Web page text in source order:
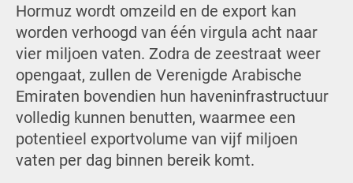
Hormuz wordt omzeild en de export kan
worden verhoogd van één virgula acht naar
vier miljoen vaten. Zodra de zeestraat weer
opengaat, zullen de Verenigde Arabische
Emiraten bovendien hun haveninfrastructuur
volledig kunnen benutten, waarmee een
potentieel exportvolume van vijf miljoen
vaten per dag binnen bereik komt.